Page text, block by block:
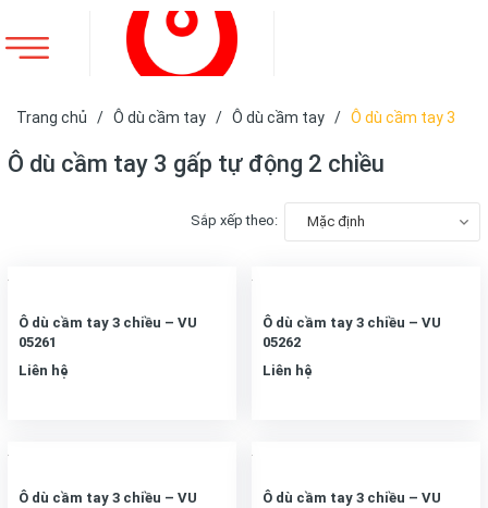
Trang chủ / Ô dù cầm tay / Ô dù cầm tay / Ô dù cầm tay 3
Ô dù cầm tay 3 gấp tự động 2 chiều
Sắp xếp theo: Mặc định
Ô dù cầm tay 3 chiều – VU
05261
Liên hệ
Ô dù cầm tay 3 chiều – VU
05262
Liên hệ
Ô dù cầm tay 3 chiều – VU
Ô dù cầm tay 3 chiều – VU